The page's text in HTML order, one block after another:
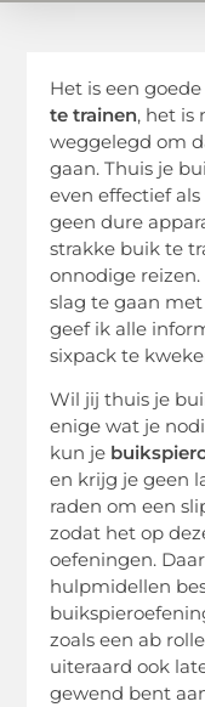
Het is een
te trainen, het is
weggelegd om
gaan. Thuis je
even effectief
geen dure
strakke buik te
onnodige
slag te gaan
geef ik alle
sixpack te
Wil jij thuis je
enige wat je
kun je
en krijg je geen
raden om een
zodat het op
oefeningen.
hulpmidellen
zoals een ab
uiteraard ook
gewend bent